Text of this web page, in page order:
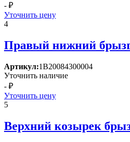
- ₽
Уточнить цену
4
Правый нижний
Артикул:1В20084300004
Уточнить наличие
- ₽
Уточнить цену
5
Верхний козырек